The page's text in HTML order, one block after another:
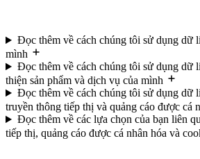
Đọc thêm về cách chúng tôi sử dụng dữ
mình
Đọc thêm về cách chúng tôi sử dụng dữ
thiện sản phẩm và dịch vụ của mình
Đọc thêm về cách chúng tôi sử dụng dữ
truyền thông tiếp thị và quảng cáo được cá
Đọc thêm về các lựa chọn của bạn liên
tiếp thị, quảng cáo được cá nhân hóa và